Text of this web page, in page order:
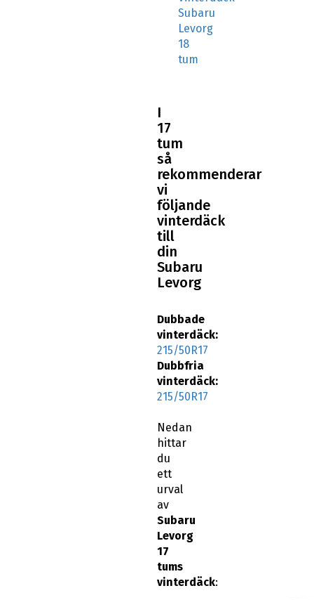
Subaru
Levorg
18
tum
I
17
tum
så
rekommenderar
vi
följande
vinterdäck
till
din
Subaru
Levorg
Dubbade
vinterdäck:
215/50R17
Dubbfria
vinterdäck:
215/50R17
Nedan
hittar
du
ett
urval
av
Subaru
Levorg
17
tums
vinterdäck: